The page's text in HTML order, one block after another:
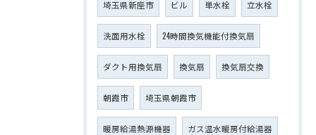
埼玉県新座市 ビル 単水栓 立水栓
洗面用水栓 24時間換気機能付換気扇
ダクト用換気扇 換気扇 換気扇交換
朝霞市 埼玉県朝霞市
暖房給湯熱源機器 ガス温水暖房付給湯器